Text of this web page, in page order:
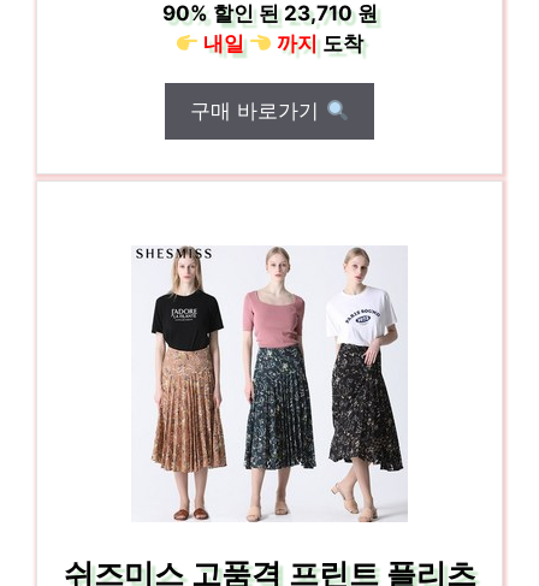
90%할인 된23,710 원
내일
까지도착
구매 바로가기
쉬즈미스 고품격 프린트 플리츠